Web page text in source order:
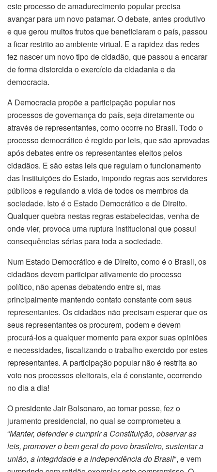
este processo de amadurecimento popular precisa
avançar para um novo patamar. O debate, antes produtivo
e que gerou muitos frutos que beneficiaram o país, passou
a ficar restrito ao ambiente virtual. E a rapidez das redes
fez nascer um novo tipo de cidadão, que passou a encarar
de forma distorcida o exercício da cidadania e da
democracia.
A Democracia propõe a participação popular nos
processos de governança do país, seja diretamente ou
através de representantes, como ocorre no Brasil. Todo o
processo democrático é regido por leis, que são aprovadas
após debates entre os representantes eleitos pelos
cidadãos. E são estas leis que regulam o funcionamento
das Instituições do Estado, impondo regras aos servidores
públicos e regulando a vida de todos os membros da
sociedade. Isto é o Estado Democrático e de Direito.
Qualquer quebra nestas regras estabelecidas, venha de
onde vier, provoca uma ruptura institucional que possui
consequências sérias para toda a sociedade.
Num Estado Democrático e de Direito, como é o Brasil, os
cidadãos devem participar ativamente do processo
político, não apenas debatendo entre si, mas
principalmente mantendo contato constante com seus
representantes. Os cidadãos não precisam esperar que os
seus representantes os procurem, podem e devem
procurá-los a qualquer momento para expor suas opiniões
e necessidades, fiscalizando o trabalho exercido por estes
representantes. A participação popular não é restrita ao
voto nos processos eleitorais, ela é constante, ocorrendo
no dia a dia!
O presidente Jair Bolsonaro, ao tomar posse, fez o
juramento presidencial, no qual se comprometeu a
“Manter, defender e cumprir a Constituição, observar as
leis, promover o bem geral do povo brasileiro, sustentar a
união, a integridade e a independência do Brasil“, e vem